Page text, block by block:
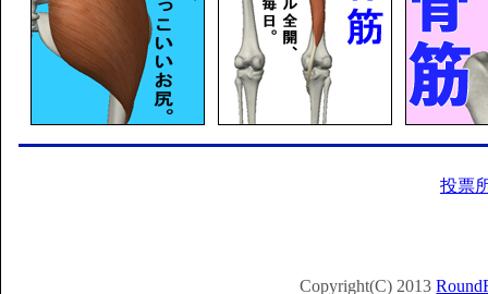
投票
Copyright(C) 2013